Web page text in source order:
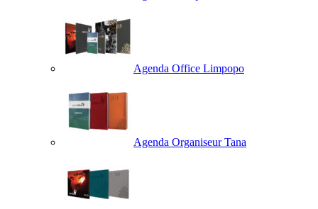
Agenda Office Limpopo
Agenda Organiseur Tana